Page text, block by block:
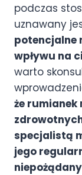
podczas
uznawany
potencjalne
wpływu na
warto
że rumianek
specjalistą
jego